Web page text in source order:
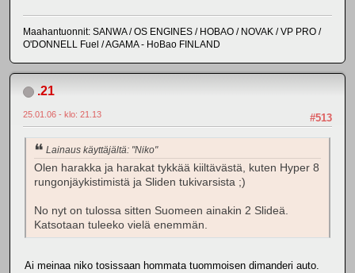
Maahantuonnit: SANWA / OS ENGINES / HOBAO / NOVAK / VP PRO /
O'DONNELL Fuel / AGAMA - HoBao FINLAND
.21
#513
25.01.06 - klo: 21.13
Lainaus käyttäjältä: "Niko"
Olen harakka ja harakat tykkää kiiltävästä, kuten Hyper 8
rungonjäykistimistä ja Sliden tukivarsista ;)
No nyt on tulossa sitten Suomeen ainakin 2 Slideä.
Katsotaan tuleeko vielä enemmän.
Ai meinaa niko tosissaan hommata tuommoisen dimanderi auto.